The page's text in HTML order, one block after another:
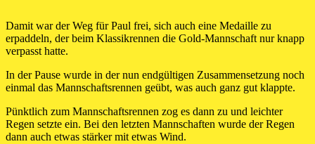
Damit war der Weg für Paul frei, sich auch eine Medaille zu
erpaddeln, der beim Klassikrennen die Gold-Mannschaft nur knapp
verpasst hatte.
In der Pause wurde in der nun endgültigen Zusammensetzung noch
einmal das Mannschaftsrennen geübt, was auch ganz gut klappte.
Pünktlich zum Mannschaftsrennen zog es dann zu und leichter
Regen setzte ein. Bei den letzten Mannschaften wurde der Regen
dann auch etwas stärker mit etwas Wind.